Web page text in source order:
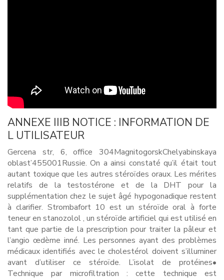
ANNEXE IIIB NOTICE : INFORMATION DE
L UTILISATEUR
Gercena str, 6, office 304MagnitogorskChelyabinskaya
oblast’455001Russie. On a ainsi constaté qu’il était tout
autant toxique que les autres stéroïdes oraux. Les mérites
relatifs de la testostérone et de la DHT pour la
supplémentation chez le sujet âgé hypogonadique restent
à clarifier. Strombafort 10 est un stéroïde oral à forte
teneur en stanozolol , un stéroïde artificiel qui est utilisé en
tant que partie de la prescription pour traiter la pâleur et
l’angio œdème inné. Les personnes ayant des problèmes
médicaux identifiés avec le cholestérol doivent s’illuminer
avant d’utiliser ce stéroïde. L’isolat de protéines•
Technique par microfiltration : cette technique est